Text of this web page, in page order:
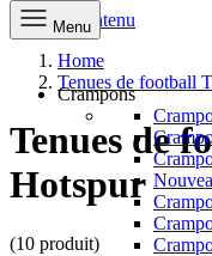
Aller au contenu
Menu
Crampons
Home
Tenues de football
Tenues de
Hotspur
(10 produit)